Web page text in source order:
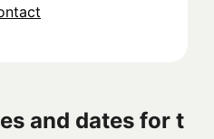
and dates for t